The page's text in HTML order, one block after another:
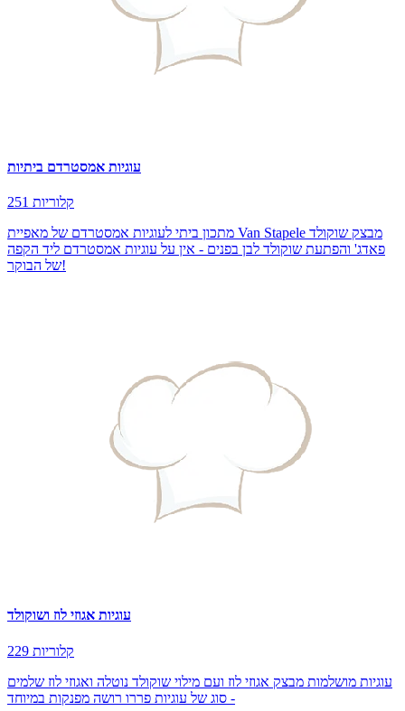
עוגיות אמסטרדם ביתיות
251 קלוריות
מתכון ביתי לעוגיות אמסטרדם של מאפיית Van Stapele מבצק שוקולד
פאדג' והפתעת שוקולד לבן בפנים - אין על עוגיות אמסטרדם ליד הקפה
של הבוקר!
עוגיות אגוזי לוז ושוקולד
229 קלוריות
עוגיות מושלמות מבצק אגוזי לוז ועם מילוי שוקולד נוטלה ואגוזי לוז שלמים
- סוג של עוגיות פררו רושה מפנקות במיוחד